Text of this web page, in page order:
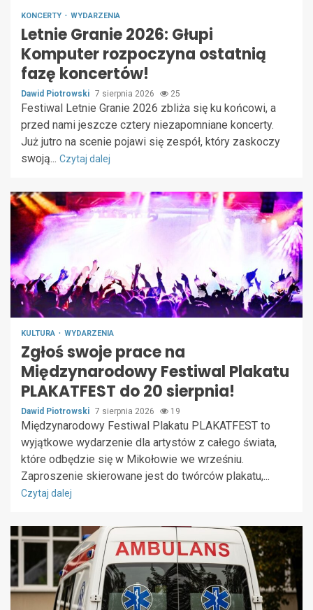
KONCERTY WYDARZENIA
Letnie Granie 2026: Głupi
Komputer rozpoczyna ostatnią
fazę koncertów!
Dawid Piotrowski 7 sierpnia 2026 25
Festiwal Letnie Granie 2026 zbliża się ku końcowi, a
przed nami jeszcze cztery niezapomniane koncerty.
Już jutro na scenie pojawi się zespół, który zaskoczy
swoją... Czytaj dalej
KULTURA WYDARZENIA
Zgłoś swoje prace na
Międzynarodowy Festiwal Plakatu
PLAKATFEST do 20 sierpnia!
Dawid Piotrowski 7 sierpnia 2026 19
Międzynarodowy Festiwal Plakatu PLAKATFEST to
wyjątkowe wydarzenie dla artystów z całego świata,
które odbędzie się w Mikołowie we wrześniu.
Zaproszenie skierowane jest do twórców plakatu,...
Czytaj dalej